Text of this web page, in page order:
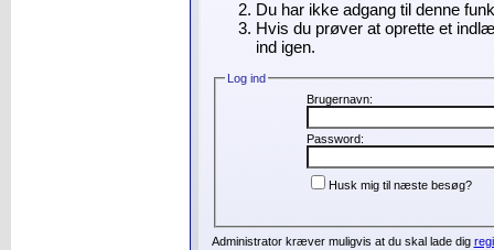
Du har ikke adgang til denne
Hvis du prøver at oprette et
ind igen.
Log ind
Brugernavn:
Password:
Husk mig til næste besøg?
Administrator kræver muligvis at du skal lade dig